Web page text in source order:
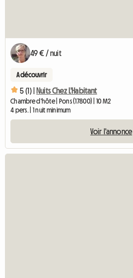
49 € / nuit
A découvrir
5 (1) | Nuits Chez L'Habitant
Chambre d'hôte | Pons (17800) | 10 M2
4 pers. | 1 nuit minimum
Voir l'annonce